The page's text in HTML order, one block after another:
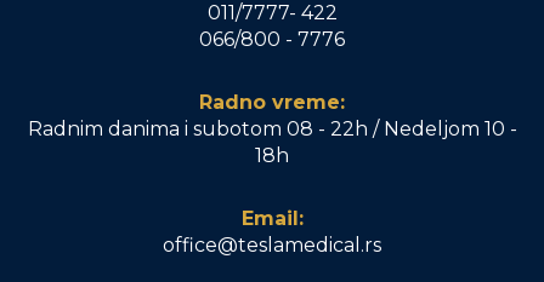
011/7777- 422
066/800 - 7776
Radno vreme:
Radnim danima i subotom 08 - 22h / Nedeljom 10 -
18h
Email:
office@teslamedical.rs